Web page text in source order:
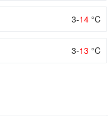
3-14 °C
3-13 °C